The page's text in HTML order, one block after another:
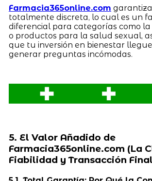
Farmacia365online.com
totalmente discreta, lo cual es un
diferencial para categorías como
o productos para la salud sexual,
que tu inversión en bienestar
generar preguntas incómodas.
5. El Valor Añadido de
Farmacia365online.com (La
Fiabilidad y Transacción